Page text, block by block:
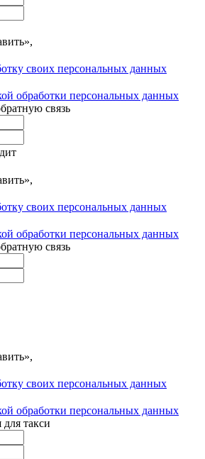
своих персональных данных
обработки персональных данных
связь
своих персональных данных
обработки персональных данных
связь
своих персональных данных
обработки персональных данных
такси